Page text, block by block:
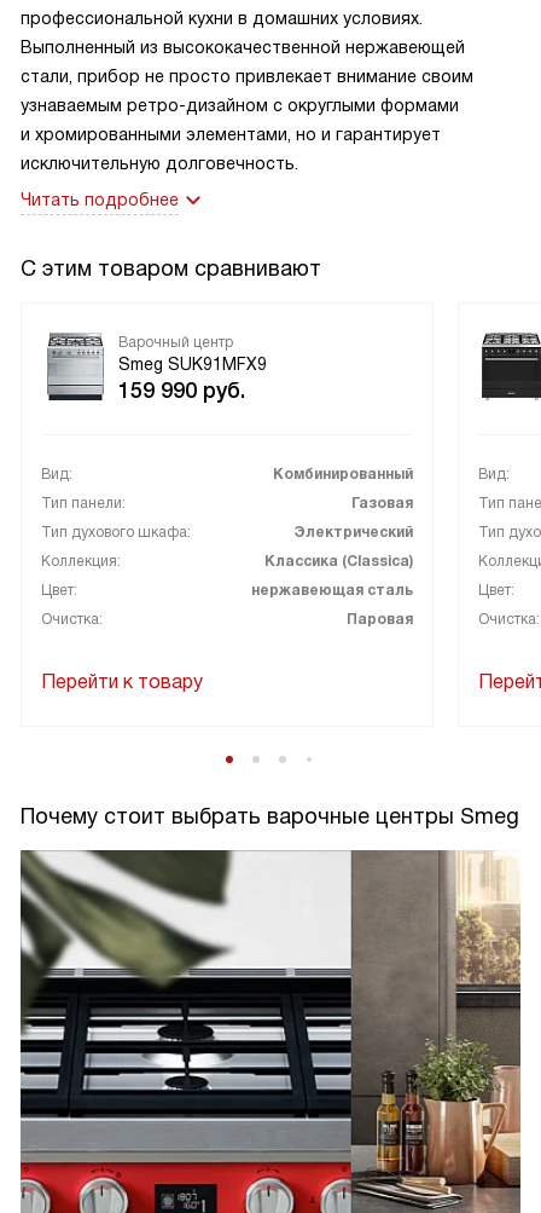
сразу или пока пирог печется на втором противне
успеваю сделать две закладки слоенного печенья
с сыром. Это все седается быстро. Несмотря на то, что
пирог большой. Жаль что раньше до нового года
не купила. Вот бы где пригодился центр. Соблюдаю
чистоту и очищаю паром духовку и мою стекла на дверце.
По времени затратно, надо ждать когда очистится паром
есть проблема. Еще не кончился кредит, а надо покупать
профессиональной кухни в домашних условиях.
Выполненный из высококачественной нержавеющей
стали, прибор не просто привлекает внимание своим
узнаваемым ретро-дизайном с округлыми формами
и хромированными элементами, но и гарантирует
исключительную долговечность.
Читать подробнее
С этим товаром сравнивают
Варочный центр
Smeg SUK91MFX9
159 990 руб.
Вид:
Комбинированный
Тип панели:
Газовая
Тип духового шкафа:
Электрический
Коллекция:
Классика (Classica)
Цвет:
нержавеющая сталь
Очистка:
Паровая
Перейти к товару
Вид:
Тип
Тип
Цвет:
Очистка:
Почему стоит выбрать варочные центры Smeg